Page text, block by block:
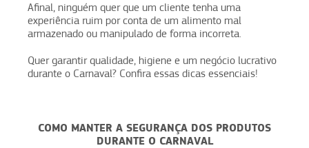
Afinal, ninguém quer que um cliente tenha uma
experiência ruim por conta de um alimento mal
armazenado ou manipulado de forma incorreta.
Quer garantir qualidade, higiene e um negócio lucrativo
durante o Carnaval? Confira essas dicas essenciais!
COMO MANTER A SEGURANÇA DOS PRODUTOS
DURANTE O CARNAVAL